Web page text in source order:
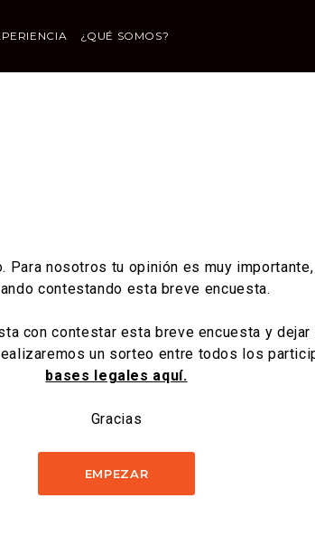
¿QUÉ SOMOS?
Para nosotros tu opinión es muy
contestando esta breve encuesta.
con contestar esta breve encuesta y
un sorteo entre todos los
bases legales aquí.
Gracias
EMPEZAR